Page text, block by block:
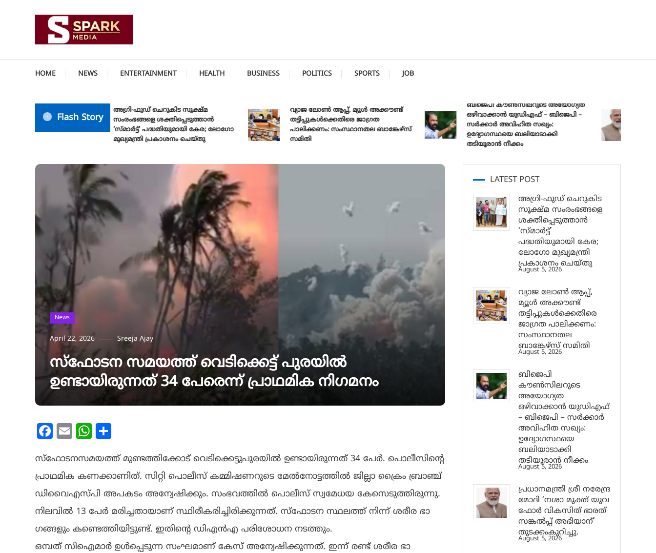
SPARK MEDIA
HOME NEWS ENTERTAINMENT HEALTH BUSINESS POLITICS SPORTS JOB
Flash Story
അഗ്രി-ഫുഡ് ചെറുകിട സൂക്ഷ്മ
സംരംഭങ്ങളെ ശക്തിപ്പെടുത്താന്‍
‘സ്മാര്‍ട്ട്’ പദ്ധതിയുമായി കേര; ലോഗോ
മുഖ്യമന്ത്രി പ്രകാശനം ചെയ്തു
വ്യാജ ലോൺ ആപ്പ്, മ്യൂൾ അക്കൗണ്ട്
തട്ടിപ്പുകൾക്കെതിരെ ജാ​ഗ്രത
പാലിക്കണം: സംസ്ഥാനതല ബാങ്കേഴ്സ്
സമിതി
ബിജെപി കൗൺസിലറുടെ അയോഗ്യത
ഒഴിവാക്കാൻ യുഡിഎഫ് – ബിജെപി –
സർക്കാർ അവിഹിത സഖ്യം:
ഉദ്യോഗസ്ഥയെ ബലിയാടാക്കി
തടിയൂരാൻ നീക്കം
News
April 22, 2026 Sreeja Ajay
സ്ഫോടന സമയത്ത് വെടിക്കെട്ട് പുരയിൽ
ഉണ്ടായിരുന്നത് 34 പേരെന്ന് പ്രാഥമിക നിഗമനം
Facebook
Email WhatsApp
സ്ഫോടനസമയത്ത് മുണ്ടത്തിക്കോട് വെടിക്കെട്ടുപുരയിൽ ഉണ്ടായിരുന്നത് 34 പേർ. പൊലീസിന്റെ
പ്രാഥമിക കണക്കാണിത്. സിറ്റി പൊലീസ് കമ്മിഷണറുടെ മേൽനോട്ടത്തിൽ ജില്ലാ ക്രൈം ബ്രാഞ്ച്
ഡിവൈഎസ്പി അപകടം അന്വേഷിക്കും. സംഭവത്തിൽ പൊലീസ് സ്വമേധയ കേസെടുത്തിരുന്നു.
നിലവിൽ 13 പേർ മരിച്ചതായാണ് സ്ഥിരീകരിച്ചിരിക്കുന്നത്. സ്ഫോടന സ്ഥലത്ത് നിന്ന് ശരീര ഭാ​
ഗങ്ങളും കണ്ടെത്തിയിട്ടുണ്ട്. ഇതിന്റെ ഡിഎൻഎ പരിശോധന നടത്തും.
ഒമ്പത് സിഐമാർ ഉൾപ്പെടുന്ന സംഘമാണ് കേസ് അന്വേഷിക്കുന്നത്. ഇന്ന് രണ്ട് ശരീര ഭാ​
LATEST POST
അഗ്രി-ഫുഡ് ചെറുകിട
സൂക്ഷ്മ സംരംഭങ്ങളെ
ശക്തിപ്പെടുത്താന്‍
‘സ്മാര്‍ട്ട്’
പദ്ധതിയുമായി കേര;
ലോഗോ മുഖ്യമന്ത്രി
പ്രകാശനം ചെയ്തു
August 5, 2026
വ്യാജ ലോൺ ആപ്പ്,
മ്യൂൾ അക്കൗണ്ട്
തട്ടിപ്പുകൾക്കെതിരെ
ജാ​ഗ്രത പാലിക്കണം:
സംസ്ഥാനതല
ബാങ്കേഴ്സ് സമിതി
August 5, 2026
ബിജെപി
കൗൺസിലറുടെ
അയോഗ്യത
ഒഴിവാക്കാൻ യുഡിഎഫ്
– ബിജെപി – സർക്കാർ
അവിഹിത സഖ്യം:
ഉദ്യോഗസ്ഥയെ
ബലിയാടാക്കി
തടിയൂരാൻ നീക്കം
August 5, 2026
പ്രധാനമന്ത്രി ശ്രീ നരേന്ദ്ര
മോദി ‘നശാ മുക്ത് യുവ
ഫോർ വികസിത് ഭാരത്
സങ്കൽപ്പ് അഭിയാന്’
തുടക്കംകുറിച്ചു.
August 5, 2026